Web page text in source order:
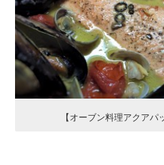
【オーブン料理アクアパ